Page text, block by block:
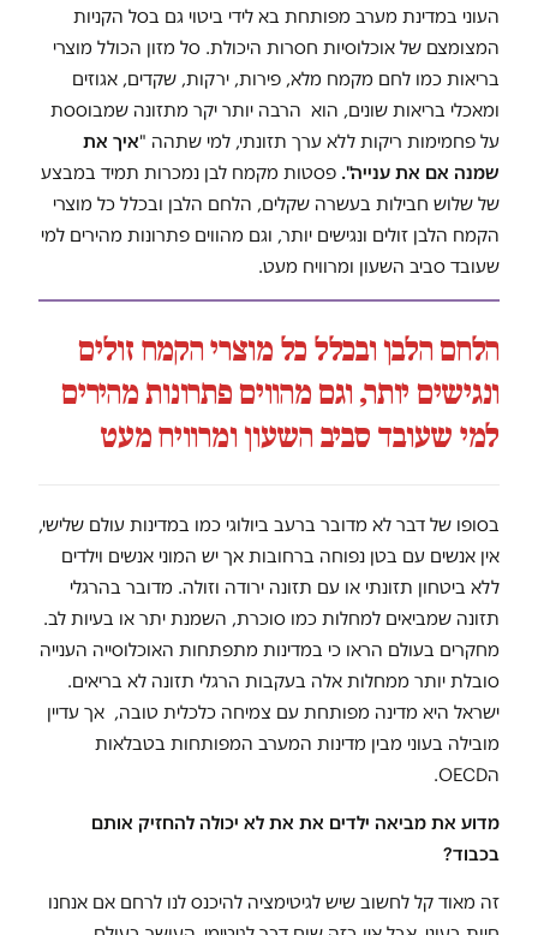
העוני במדינת מערב מפותחת בא לידי ביטוי גם בסל הקניות
המצומצם של אוכלוסיות חסרות היכולת. סל מזון הכולל מוצרי
בריאות כמו לחם מקמח מלא, פירות, ירקות, שקדים, אגוזים
ומאכלי בריאות שונים, הוא הרבה יותר יקר מתזונה שמבוססת
על פחמימות ריקות ללא ערך תזונתי, למי שתהה "איך את
שמנה אם את ענייה". פסטות מקמח לבן נמכרות תמיד במבצע
של שלוש חבילות בעשרה שקלים, הלחם הלבן ובכלל כל מוצרי
הקמח הלבן זולים ונגישים יותר, וגם מהווים פתרונות מהירים למי
שעובד סביב השעון ומרוויח מעט.
הלחם הלבן ובכלל כל מוצרי הקמח זולים
ונגישים יותר, וגם מהווים פתרונות מהירים
למי שעובד סביב השעון ומרוויח מעט
בסופו של דבר לא מדובר ברעב ביולוגי כמו במדינות עולם שלישי,
אין אנשים עם בטן נפוחה ברחובות אך יש המוני אנשים וילדים
ללא ביטחון תזונתי או עם תזונה ירודה וזולה. מדובר בהרגלי
תזונה שמביאים למחלות כמו סוכרת, השמנת יתר או בעיות לב.
מחקרים בעולם הראו כי במדינות מתפתחות האוכלוסייה הענייה
סובלת יותר ממחלות אלה בעקבות הרגלי תזונה לא בריאים.
ישראל היא מדינה מפותחת עם צמיחה כלכלית טובה, אך עדיין
מובילה בעוני מבין מדינות המערב המפותחות בטבלאות
הOECD.
מדוע את מביאה ילדים את את לא יכולה להחזיק אותם
בכבוד?
זה מאוד קל לחשוב שיש לגיטימציה להיכנס לנו לרחם אם אנחנו